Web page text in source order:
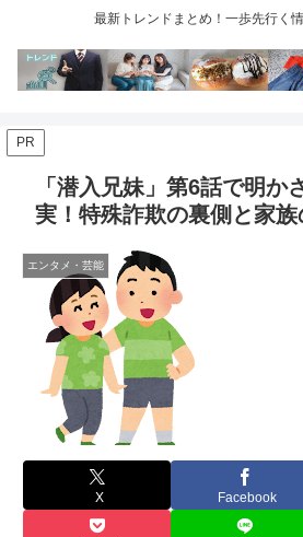
最新トレンドまとめ！一歩先行く
PR
「潜入兄妹」第6話で明か
実！特殊詐欺の裏側と家族
エンタメ・芸能
X Facebook